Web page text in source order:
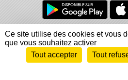
Charte cookies
Informations légales
Signaler
Envie de participer ?
Ce site utilise des cookies et vous
que vous souhaitez activer
Tout accepter
Tout